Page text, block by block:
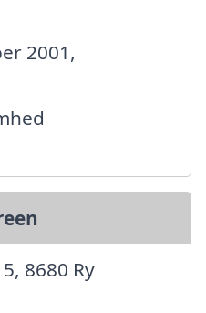
2001,
8680 Ry